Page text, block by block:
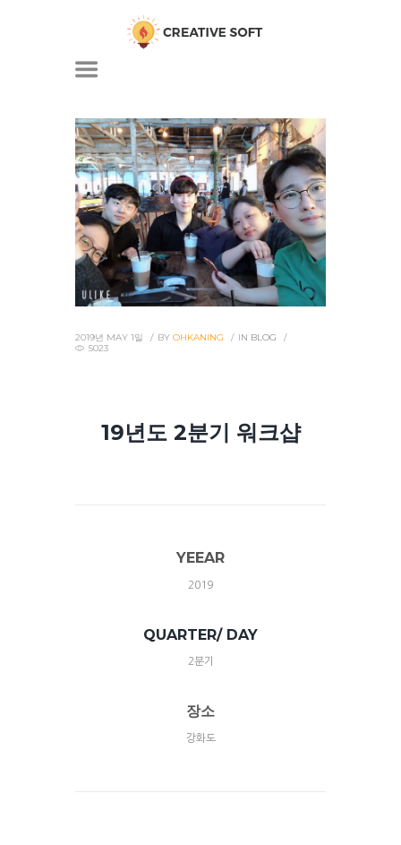
2019년 MAY 1일 BY OHKANING IN BLOG
5023
19년도 2분기 워크샵
YEEAR
2019
QUARTER/ DAY
2분기
장소
강화도